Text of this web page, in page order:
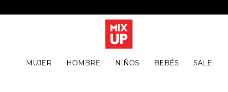
MUJER HOMBRE NIÑOS BEBÉS SALE